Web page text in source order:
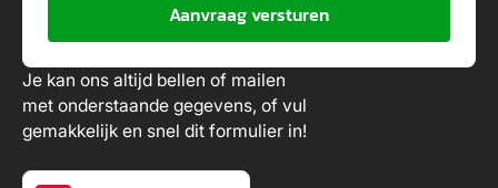
Aanvraag versturen
Je kan ons altijd bellen of mailen
met onderstaande gegevens, of vul
gemakkelijk en snel dit formulier in!